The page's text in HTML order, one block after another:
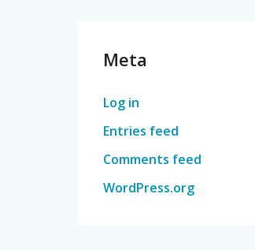
Meta
Log in
Entries feed
Comments feed
WordPress.org